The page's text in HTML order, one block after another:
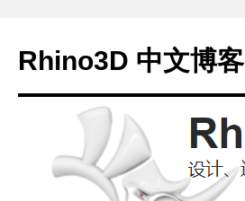
Rhino3D 中文博客